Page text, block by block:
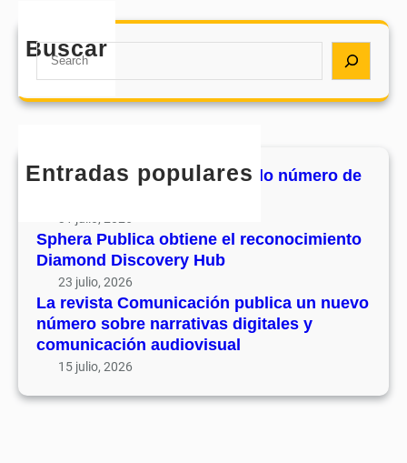
Buscar
S
a
Entradas populares
MHJournal publica el segundo número de
Sphera Publica obtiene el reconocimiento
Diamond Discovery Hub
23 julio, 2026
La revista Comunicación publica un nuevo
número sobre narrativas digitales y
comunicación audiovisual
15 julio, 2026